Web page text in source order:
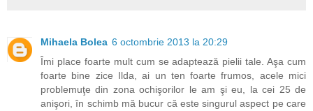
Mihaela Bolea 6 octombrie 2013 la 20:29
Îmi place foarte mult cum se adaptează pielii tale. Aşa cum
foarte bine zice Ilda, ai un ten foarte frumos, acele mici
problemuţe din zona ochişorilor le am şi eu, la cei 25 de
anişori, în schimb mă bucur că este singurul aspect pe care